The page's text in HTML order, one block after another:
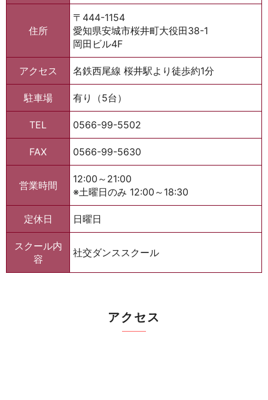
住所
〒444-1154
愛知県安城市桜井町大役田38-1
岡田ビル4F
アクセス 名鉄西尾線 桜井駅より徒歩約1分
駐車場 有り（5台）
TEL 0566-99-5502
FAX 0566-99-5630
営業時間
12:00～21:00
※土曜日のみ 12:00～18:30
定休日 日曜日
スクール内
容
社交ダンススクール
アクセス